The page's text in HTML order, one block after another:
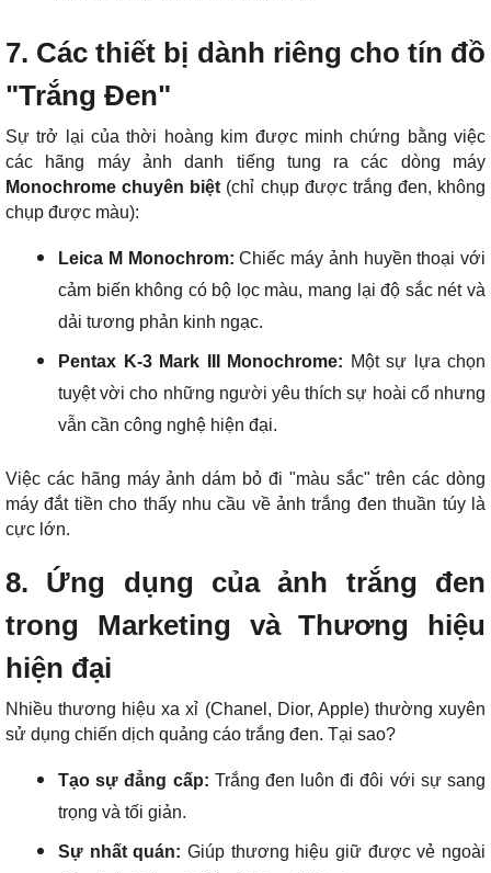
7. Các thiết bị dành riêng cho tín đồ
"Trắng Đen"
Sự trở lại của thời hoàng kim được minh chứng bằng việc
các hãng máy ảnh danh tiếng tung ra các dòng máy
Monochrome chuyên biệt(chỉ chụp được trắng đen, không
chụp được màu):
Leica M Monochrom: Chiếc máy ảnh huyền thoại với
cảm biến không có bộ lọc màu, mang lại độ sắc nét và
dải tương phản kinh ngạc.
Pentax K-3 Mark III Monochrome: Một sự lựa chọn
tuyệt vời cho những người yêu thích sự hoài cổ nhưng
vẫn cần công nghệ hiện đại.
Việc các hãng máy ảnh dám bỏ đi "màu sắc" trên các dòng
máy đắt tiền cho thấy nhu cầu về ảnh trắng đen thuần túy là
cực lớn.
8. Ứng dụng của ảnh trắng đen
trong Marketing và Thương hiệu
hiện đại
Nhiều thương hiệu xa xỉ (Chanel, Dior, Apple) thường xuyên
sử dụng chiến dịch quảng cáo trắng đen. Tại sao?
Tạo sự đẳng cấp: Trắng đen luôn đi đôi với sự sang
trọng và tối giản.
Sự nhất quán: Giúp thương hiệu giữ được vẻ ngoài